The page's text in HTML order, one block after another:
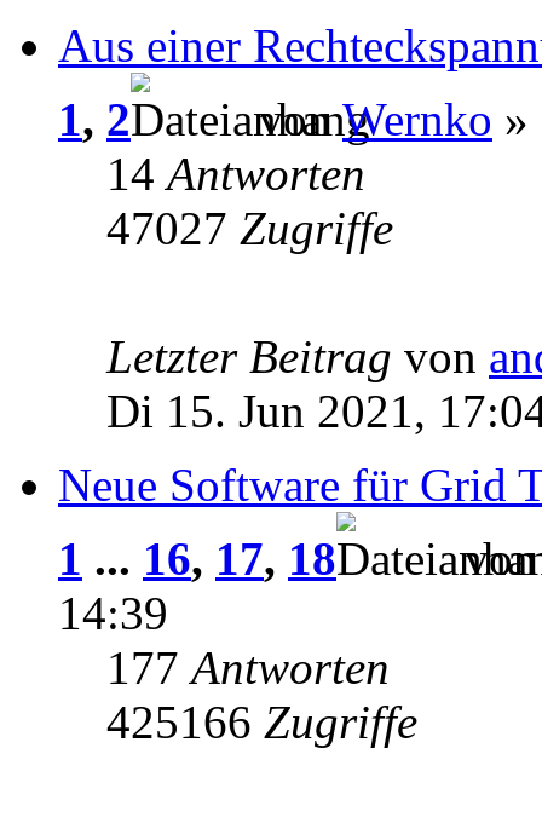
Aus einer
1, 2 vonWernko »
14Antworten
47027 Zugriffe
Letzter Beitrag von
Di 15. Jun 2021,
Neue Software für Grid
1 ... 16, 17, 18
14:39
177Antworten
425166 Zugriffe